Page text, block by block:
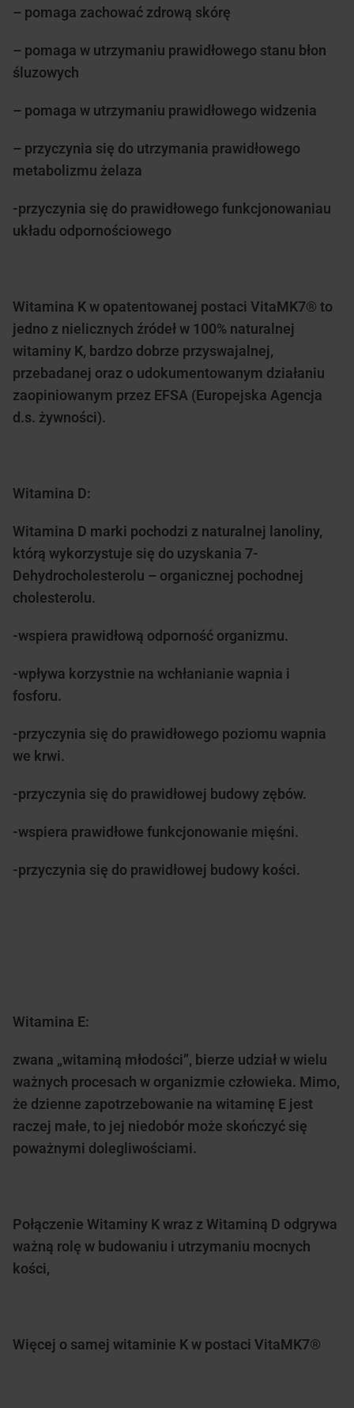
– pomaga zachować zdrową skórę
– pomaga w utrzymaniu prawidłowego stanu błon
śluzowych
– pomaga w utrzymaniu prawidłowego widzenia
– przyczynia się do utrzymania prawidłowego
metabolizmu żelaza
-przyczynia się do prawidłowego funkcjonowaniau
układu odpornościowego
Witamina K w opatentowanej postaci VitaMK7® to
jedno z nielicznych źródeł w 100% naturalnej
witaminy K, bardzo dobrze przyswajalnej,
przebadanej oraz o udokumentowanym działaniu
zaopiniowanym przez EFSA (Europejska Agencja
d.s. żywności).
Witamina D:
Witamina D marki pochodzi z naturalnej lanoliny,
którą wykorzystuje się do uzyskania 7-
Dehydrocholesterolu – organicznej pochodnej
cholesterolu.
-wspiera prawidłową odporność organizmu.
-wpływa korzystnie na wchłanianie wapnia i
fosforu.
-przyczynia się do prawidłowego poziomu wapnia
we krwi.
-przyczynia się do prawidłowej budowy zębów.
-wspiera prawidłowe funkcjonowanie mięśni.
-przyczynia się do prawidłowej budowy kości.
Witamina E:
zwana „witaminą młodości”, bierze udział w wielu
ważnych procesach w organizmie człowieka. Mimo,
że dzienne zapotrzebowanie na witaminę E jest
raczej małe, to jej niedobór może skończyć się
poważnymi dolegliwościami.
Połączenie Witaminy K wraz z Witaminą D odgrywa
ważną rolę w budowaniu i utrzymaniu mocnych
kości,
Więcej o samej witaminie K w postaci VitaMK7®